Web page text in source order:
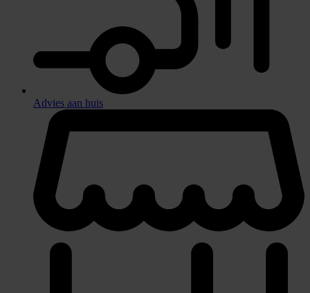
Advies aan huis